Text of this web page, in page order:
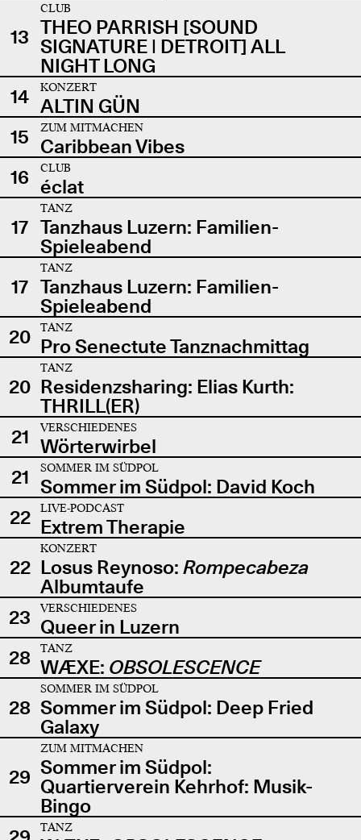
13
CLUB
THEO PARRISH [SOUND
SIGNATURE | DETROIT] ALL
NIGHT LONG
14
KONZERT
ALTIN GÜN
15
ZUM MITMACHEN
Caribbean Vibes
16
CLUB
éclat
17
TANZ
Tanzhaus Luzern: Familien-
Spieleabend
17
TANZ
Tanzhaus Luzern: Familien-
Spieleabend
20
TANZ
Pro Senectute Tanznachmittag
20
TANZ
Residenzsharing: Elias Kurth:
THRILL(ER)
21
VERSCHIEDENES
Wörterwirbel
21
SOMMER IM SÜDPOL
Sommer im Südpol: David Koch
22
LIVE-PODCAST
Extrem Therapie
22
KONZERT
Losus Reynoso: Rompecabeza
Albumtaufe
23
VERSCHIEDENES
Queer in Luzern
28
TANZ
WÆXE: OBSOLESCENCE
28
SOMMER IM SÜDPOL
Sommer im Südpol: Deep Fried
Galaxy
29
ZUM MITMACHEN
Sommer im Südpol:
Quartierverein Kehrhof: Musik-
Bingo
TANZ